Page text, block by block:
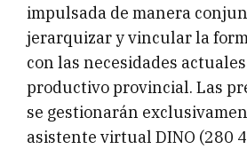
impulsada de manera
jerarquizar y vincular la
con las necesidades
productivo provincial. Las
se gestionarán
asistente virtual DINO (280